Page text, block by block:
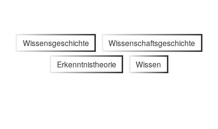
Wissensgeschichte Wissenschaftsgeschichte
Erkenntnistheorie Wissen